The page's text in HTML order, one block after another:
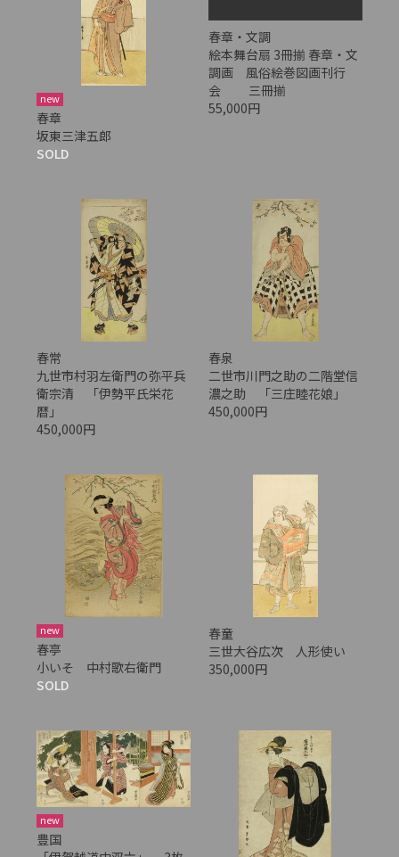
new
春章
坂東三津五郎
SOLD
春章・文調
絵本舞台扇 3冊揃 春章・文
調画 風俗絵巻図画刊行
会 三冊揃
55,000円
春常
九世市村羽左衛門の弥平兵
衛宗清 「伊勢平氏栄花
暦」
450,000円
春泉
二世市川門之助の二階堂信
濃之助 「三庄睦花娘」
450,000円
new
春亭
小いそ 中村歌右衛門
SOLD
春童
三世大谷広次 人形使い
350,000円
new
豊国